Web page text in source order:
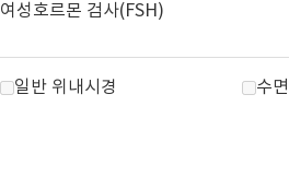
여성호르몬 검사(FSH)
일반 위내시경 수